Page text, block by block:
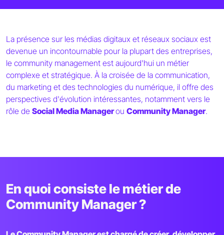
La présence sur les médias digitaux et réseaux sociaux est
devenue un incontournable pour la plupart des entreprises,
le community management est aujourd'hui un métier
complexe et stratégique. À la croisée de la communication,
du marketing et des technologies du numérique, il offre des
perspectives d'évolution intéressantes, notamment vers le
rôle de Social Media Managerou Community Manager.
En quoi consiste le métier de
Community Manager ?